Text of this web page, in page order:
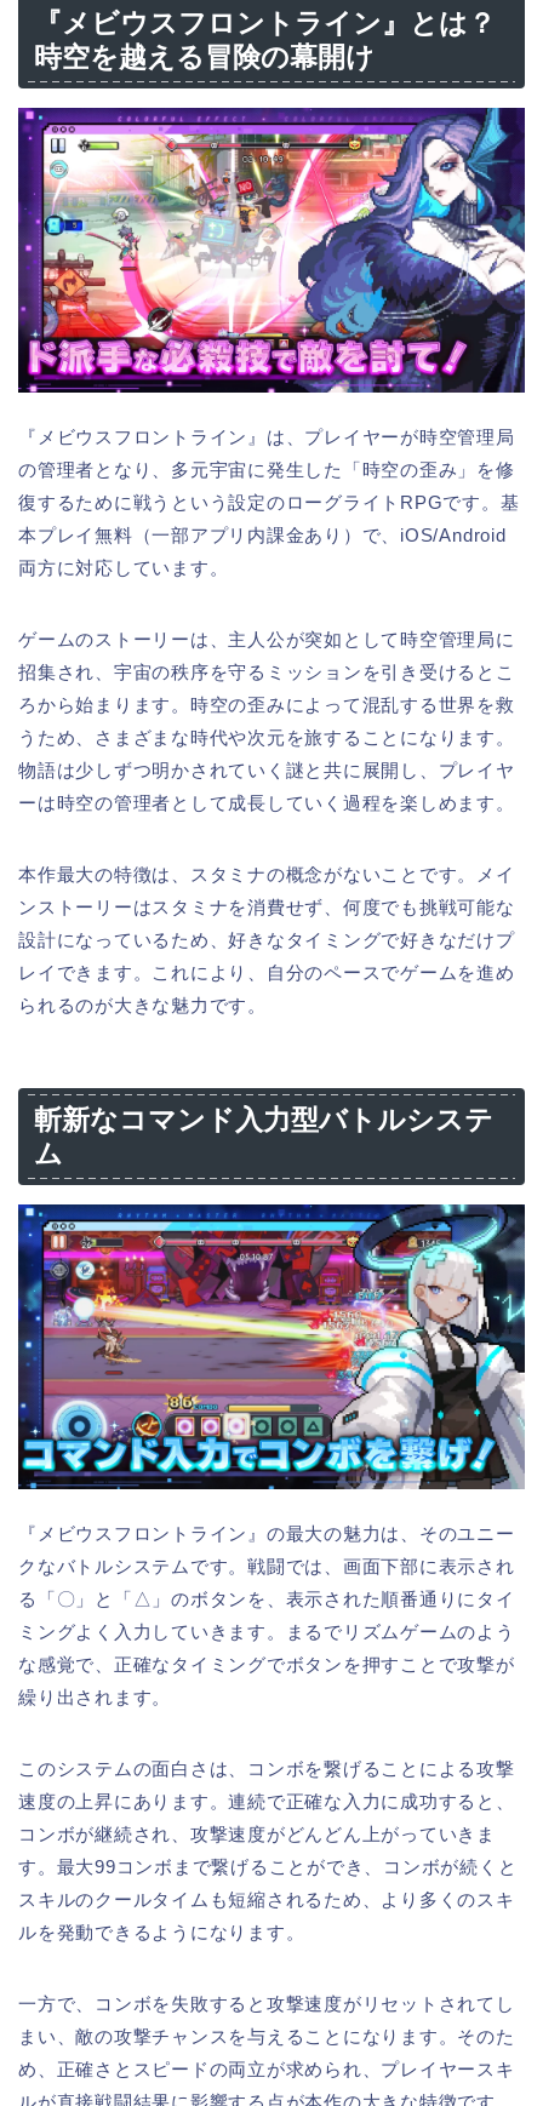
『メビウスフロントライン』とは？
時空を越える冒険の幕開け
『メビウスフロントライン』は、プレイヤーが時空管理局
の管理者となり、多元宇宙に発生した「時空の歪み」を修
復するために戦うという設定のローグライトRPGです。基
本プレイ無料（一部アプリ内課金あり）で、iOS/Android
両方に対応しています。
ゲームのストーリーは、主人公が突如として時空管理局に
招集され、宇宙の秩序を守るミッションを引き受けるとこ
ろから始まります。時空の歪みによって混乱する世界を救
うため、さまざまな時代や次元を旅することになります。
物語は少しずつ明かされていく謎と共に展開し、プレイヤ
ーは時空の管理者として成長していく過程を楽しめます。
本作最大の特徴は、スタミナの概念がないことです。メイ
ンストーリーはスタミナを消費せず、何度でも挑戦可能な
設計になっているため、好きなタイミングで好きなだけプ
レイできます。これにより、自分のペースでゲームを進め
られるのが大きな魅力です。
斬新なコマンド入力型バトルシステ
ム
『メビウスフロントライン』の最大の魅力は、そのユニー
クなバトルシステムです。戦闘では、画面下部に表示され
る「〇」と「△」のボタンを、表示された順番通りにタイ
ミングよく入力していきます。まるでリズムゲームのよう
な感覚で、正確なタイミングでボタンを押すことで攻撃が
繰り出されます。
このシステムの面白さは、コンボを繋げることによる攻撃
速度の上昇にあります。連続で正確な入力に成功すると、
コンボが継続され、攻撃速度がどんどん上がっていきま
す。最大99コンボまで繋げることができ、コンボが続くと
スキルのクールタイムも短縮されるため、より多くのスキ
ルを発動できるようになります。
一方で、コンボを失敗すると攻撃速度がリセットされてし
まい、敵の攻撃チャンスを与えることになります。そのた
め、正確さとスピードの両立が求められ、プレイヤースキ
ルが直接戦闘結果に影響する点が本作の大きな特徴です。